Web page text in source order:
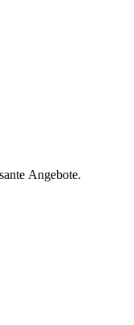
Angebote.